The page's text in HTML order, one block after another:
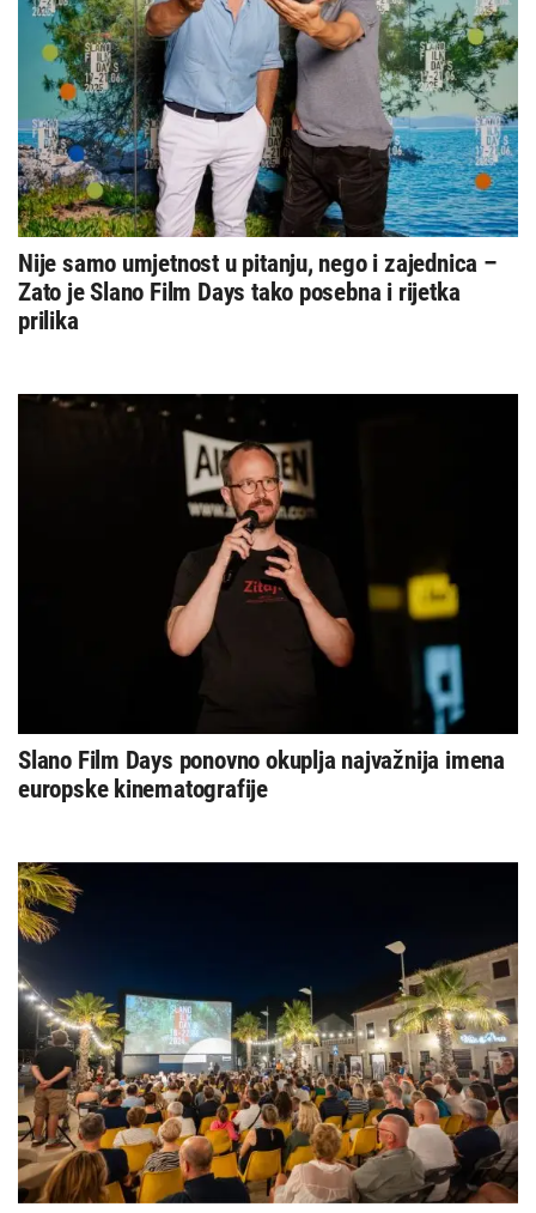
Nije samo umjetnost u pitanju, nego i zajednica –
Zato je Slano Film Days tako posebna i rijetka
prilika
Slano Film Days ponovno okuplja najvažnija imena
europske kinematografije